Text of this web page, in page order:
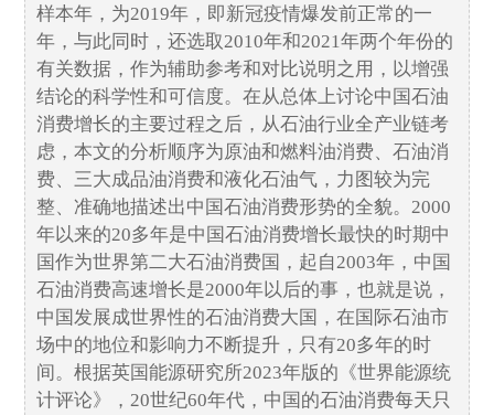
样本年，为2019年，即新冠疫情爆发前正常的一
年，与此同时，还选取2010年和2021年两个年份的
有关数据，作为辅助参考和对比说明之用，以增强
结论的科学性和可信度。在从总体上讨论中国石油
消费增长的主要过程之后，从石油行业全产业链考
虑，本文的分析顺序为原油和燃料油消费、石油消
费、三大成品油消费和液化石油气，力图较为完
整、准确地描述出中国石油消费形势的全貌。2000
年以来的20多年是中国石油消费增长最快的时期中
国作为世界第二大石油消费国，起自2003年，中国
石油消费高速增长是2000年以后的事，也就是说，
中国发展成世界性的石油消费大国，在国际石油市
场中的地位和影响力不断提升，只有20多年的时
间。根据英国能源研究所2023年版的《世界能源统
计评论》，20世纪60年代，中国的石油消费每天只